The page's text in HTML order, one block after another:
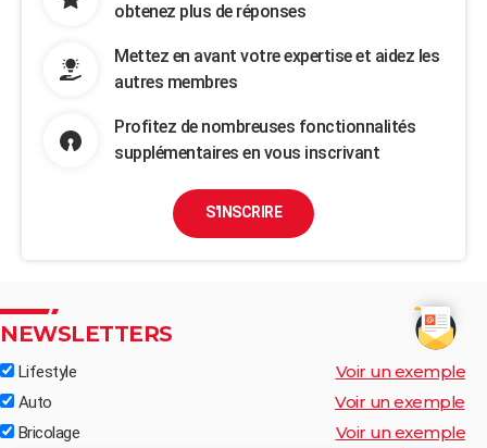
obtenez plus de réponses
Mettez en avant votre expertise et aidez les
autres membres
Profitez de nombreuses fonctionnalités
supplémentaires en vous inscrivant
S'INSCRIRE
NEWSLETTERS
Lifestyle Voir un exemple
Auto Voir un exemple
Bricolage Voir un exemple